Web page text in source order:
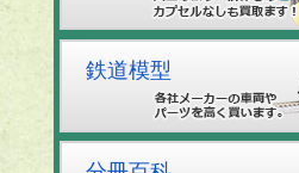
鉄道模型